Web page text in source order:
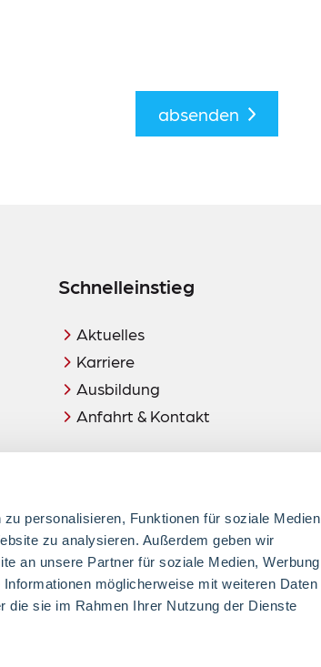
personalisieren, Funktionen für soziale Medien
zu analysieren. Außerdem geben wir
an unsere Partner für soziale Medien, Werbung
möglicherweise mit weiteren Daten
die sie im Rahmen Ihrer Nutzung der Dienste
absenden
Schnelleinstieg
Aktuelles
Karriere
Ausbildung
Anfahrt & Kontakt
Hinweis:
zuletzt geändert am 28.02.2024